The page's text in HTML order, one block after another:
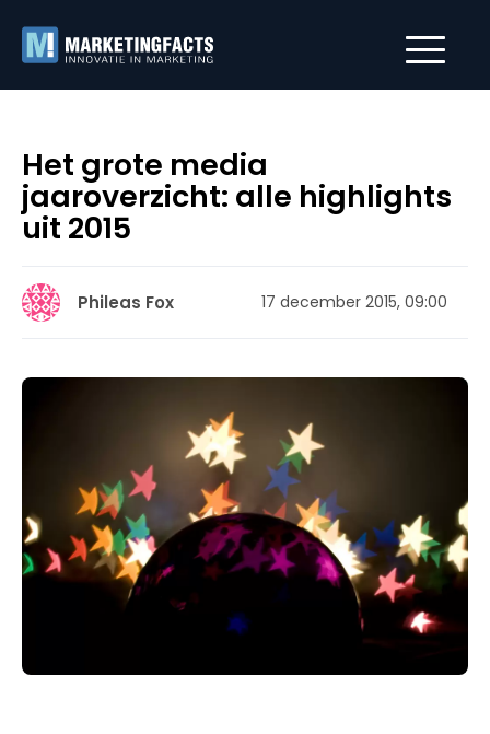
Het grote media
jaaroverzicht: alle highlights
uit 2015
Phileas Fox 17 december 2015, 09:00